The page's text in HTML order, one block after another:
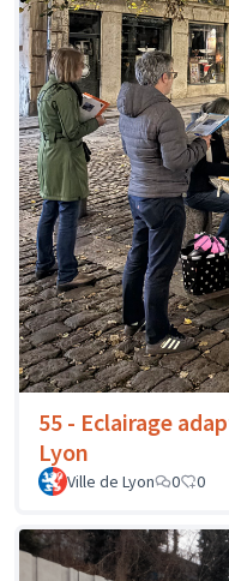
55 - Eclairage
Lyon
Ville de Lyon 0 0